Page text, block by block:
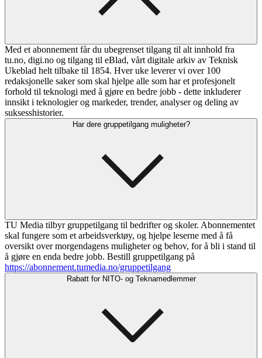
Med et abonnement får du ubegrenset tilgang til alt innhold fra
tu.no, digi.no og tilgang til eBlad, vårt digitale arkiv av Teknisk
Ukeblad helt tilbake til 1854. Hver uke leverer vi over 100
redaksjonelle saker som skal hjelpe alle som har et profesjonelt
forhold til teknologi med å gjøre en bedre jobb - dette inkluderer
innsikt i teknologier og markeder, trender, analyser og deling av
suksesshistorier.
Har dere gruppetilgang muligheter?
TU Media tilbyr gruppetilgang til bedrifter og skoler. Abonnementet
skal fungere som et arbeidsverktøy, og hjelpe leserne med å få
oversikt over morgendagens muligheter og behov, for å bli i stand til
å gjøre en enda bedre jobb. Bestill gruppetilgang på
https://abonnement.tumedia.no/gruppetilgang
Rabatt for NITO- og Teknamedlemmer